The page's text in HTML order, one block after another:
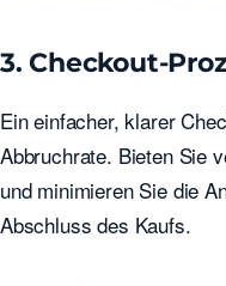
3. Checkout-
Ein einfacher, klarer
Abbruchrate. Bieten Sie
und minimieren Sie die
Abschluss des Kaufs.